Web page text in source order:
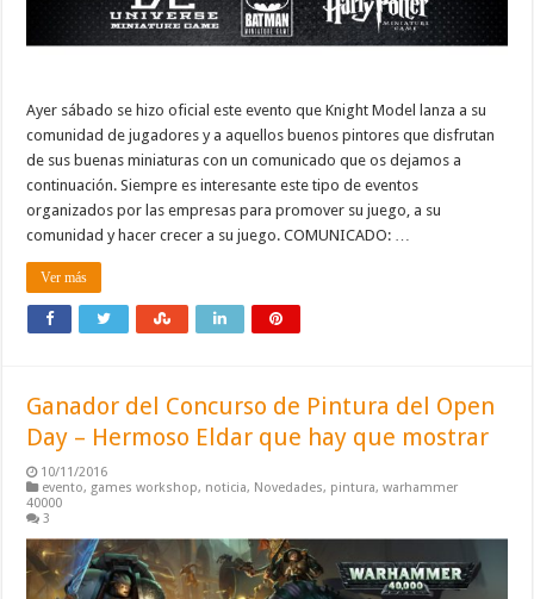
Ayer sábado se hizo oficial este evento que Knight Model lanza a su
comunidad de jugadores y a aquellos buenos pintores que disfrutan
de sus buenas miniaturas con un comunicado que os dejamos a
continuación. Siempre es interesante este tipo de eventos
organizados por las empresas para promover su juego, a su
comunidad y hacer crecer a su juego. COMUNICADO: …
Ver más
Ganador del Concurso de Pintura del Open
Day – Hermoso Eldar que hay que mostrar
10/11/2016
evento, games workshop, noticia, Novedades, pintura,warhammer
40000
3